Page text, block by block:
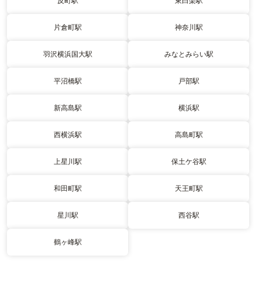
片倉町駅 神奈川駅
羽沢横浜国大駅 みなとみらい駅
平沼橋駅 戸部駅
新高島駅 横浜駅
西横浜駅 高島町駅
上星川駅 保土ケ谷駅
和田町駅 天王町駅
星川駅 西谷駅
鶴ヶ峰駅